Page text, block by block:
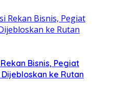
Bisnis, Pegiat
ke Rutan